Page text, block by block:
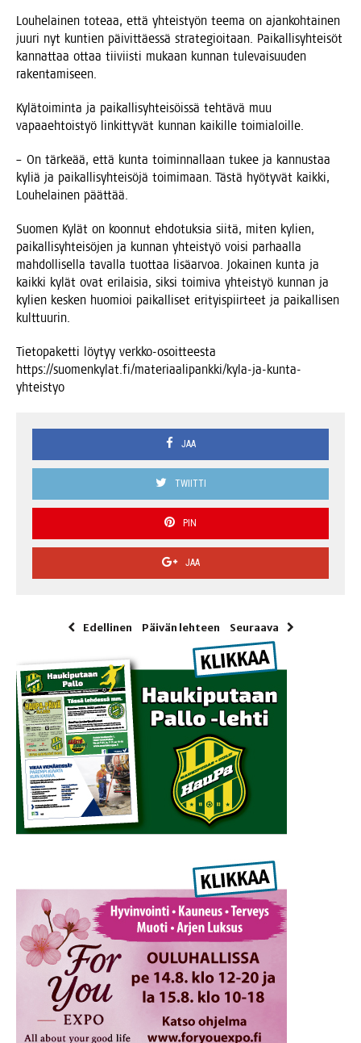
Lou­he­lai­nen tote­aa, että yhteis­työn tee­ma on ajan­koh­tai­nen
juu­ri nyt kun­tien päi­vit­täes­sä stra­te­gioi­taan. Pai­kal­li­syh­tei­söt
kan­nat­taa ottaa tii­viis­ti mukaan kun­nan tule­vai­suu­den
rakentamiseen.
Kylä­toi­min­ta ja pai­kal­li­syh­tei­söis­sä teh­tä­vä muu
vapaa­eh­tois­työ lin­kit­ty­vät kun­nan kai­kil­le toimialoille.
– On tär­ke­ää, että kun­ta toi­min­nal­laan tukee ja kan­nus­taa
kyliä ja pai­kal­li­syh­tei­sö­jä toi­mi­maan. Täs­tä hyö­ty­vät kaik­ki,
Lou­he­lai­nen päättää.
Suo­men Kylät on koon­nut ehdo­tuk­sia sii­tä, miten kylien,
pai­kal­li­syh­tei­sö­jen ja kun­nan yhteis­työ voi­si par­haal­la
mah­dol­li­sel­la taval­la tuot­taa lisä­ar­voa. Jokai­nen kun­ta ja
kaik­ki kylät ovat eri­lai­sia, sik­si toi­mi­va yhteis­työ kun­nan ja
kylien kes­ken huo­mioi pai­kal­li­set eri­tyis­piir­teet ja pai­kal­li­sen
kulttuurin.
Tie­to­pa­ket­ti löy­tyy verk­ko-osoit­tees­ta
https://suomenkylat.fi/materiaalipankki/kyla-ja-kunta-
yhteistyo
JAA
TWIITTI
PIN
JAA
Edellinen Päivän lehteen Seuraava